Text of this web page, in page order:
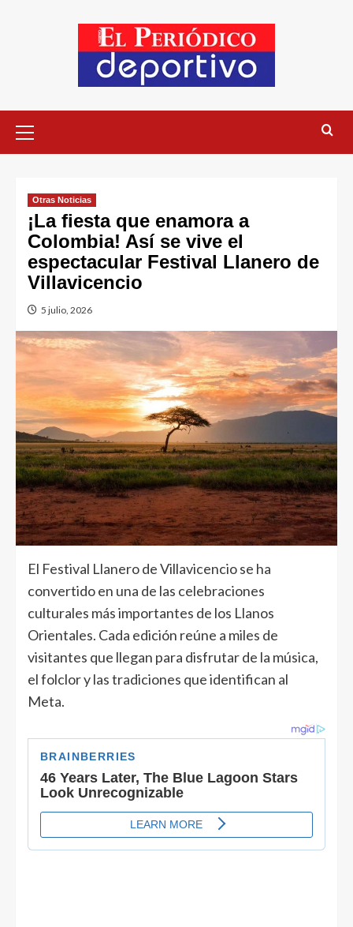
Otras Noticias
¡La fiesta que enamora a
Colombia! Así se vive el
espectacular Festival Llanero de
Villavicencio
5 julio, 2026
El Festival Llanero de Villavicencio se ha
convertido en una de las celebraciones
culturales más importantes de los Llanos
Orientales. Cada edición reúne a miles de
visitantes que llegan para disfrutar de la música,
el folclor y las tradiciones que identifican al
Meta.